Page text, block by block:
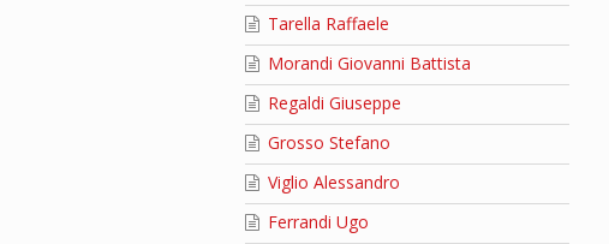
Tarella Raffaele
Morandi Giovanni Battista
Regaldi Giuseppe
Grosso Stefano
Viglio Alessandro
Ferrandi Ugo